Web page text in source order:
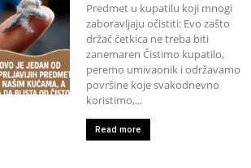
Predmet u kupatilu koji mnogi
zaboravljaju očistiti: Evo zašto
držač četkica ne treba biti
zanemaren Čistimo kupatilo,
peremo umivaonik i održavamo
površine koje svakodnevno
koristimo,...
Read more